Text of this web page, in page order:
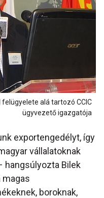
felügyelete alá tartozó CCIC
ügyvezető igazgatója
exportengedélyt, így
vállalatoknak
hangsúlyozta Bilek
magas
boroknak,